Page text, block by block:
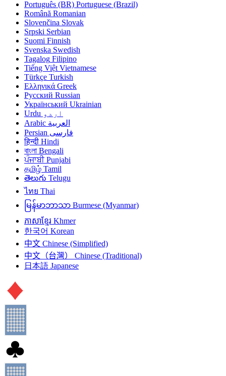
Português (BR) Portuguese (Brazil)
Română Romanian
Slovenčina Slovak
Srpski Serbian
Suomi Finnish
Svenska Swedish
Tagalog Filipino
Tiếng Việt Vietnamese
Türkçe Turkish
Ελληνικά Greek
Русский Russian
Український Ukrainian
اردو Urdu
العربية Arabic
فارسی Persian
हिन्दी Hindi
বাংলা Bengali
ਪੰਜਾਬੀ Punjabi
தமிழ் Tamil
తెలుగు Telugu
ไทย Thai
မြန်မာဘာသာ Burmese (Myanmar)
ភាសាខ្មែរ Khmer
한국어 Korean
中文 Chinese (Simplified)
中文（台灣）
Chinese (Traditional)
日本語 Japanese